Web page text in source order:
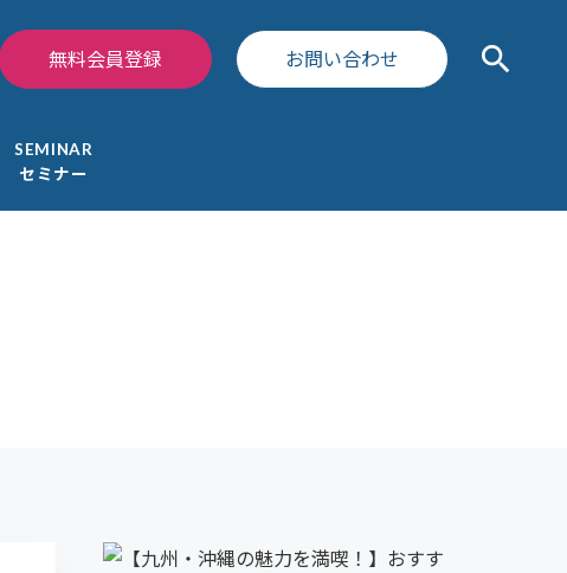
無料会員登録 お問い合わせ search
SEMINAR
セミナー